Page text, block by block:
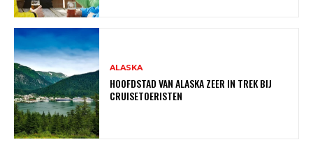
ALASKA
HOOFDSTAD VAN ALASKA ZEER IN TREK BIJ
CRUISETOERISTEN